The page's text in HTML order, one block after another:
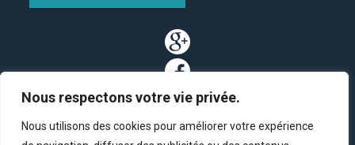
Nous respectons votre vie privée.
Nous utilisons des cookies pour améliorer votre expérience